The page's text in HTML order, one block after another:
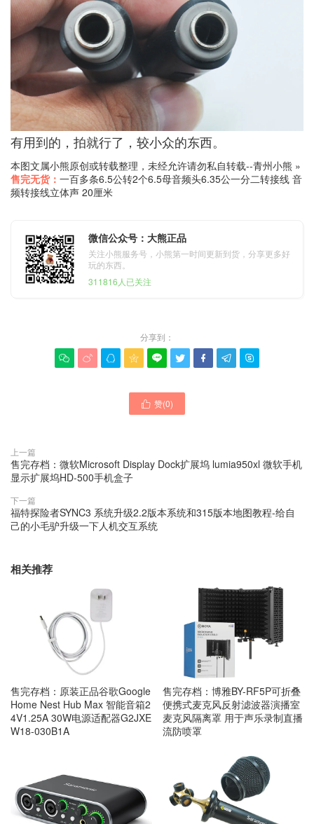
有用到的，拍就行了，较小众的东西。
本图文属小熊原创或转载整理，未经允许请勿私自转载--青州小熊 »
售完无货： 一百多条6.5公转2个6.5母音频头6.35公一分二转接线 音
频转接线立体声 20厘米
微信公众号：大熊正品
关注小熊服务号，小熊第一时间更新到货，分享更多好
玩的东西。
311816人已关注
分享到：
        
 赞(0)
上一篇
售完存档：微软Microsoft Display Dock扩展坞 lumia950xl 微软手机
显示扩展坞HD-500手机盒子
下一篇
福特探险者SYNC3 系统升级2.2版本系统和315版本地图教程-给自
己的小毛驴升级一下人机交互系统
相关推荐
售完存档：原装正品谷歌Google
Home Nest Hub Max 智能音箱2
4V1.25A 30W电源适配器G2JXE
W18-030B1A
售完存档：博雅BY-RF5P可折叠
便携式麦克风反射滤波器演播室
麦克风隔离罩 用于声乐录制直播
流防喷罩